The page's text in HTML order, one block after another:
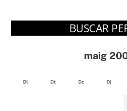
BUSCAR
maig
Dl Dt Dc Dj